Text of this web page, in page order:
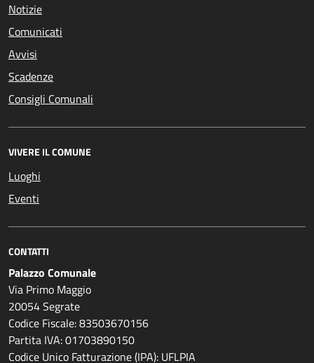
Notizie
Comunicati
Avvisi
Scadenze
Consigli Comunali
VIVERE IL COMUNE
Luoghi
Eventi
CONTATTI
Palazzo Comunale
Via Primo Maggio
20054 Segrate
Codice Fiscale: 83503670156
Partita IVA: 01703890150
Codice Unico Fatturazione (IPA): UFLPIA